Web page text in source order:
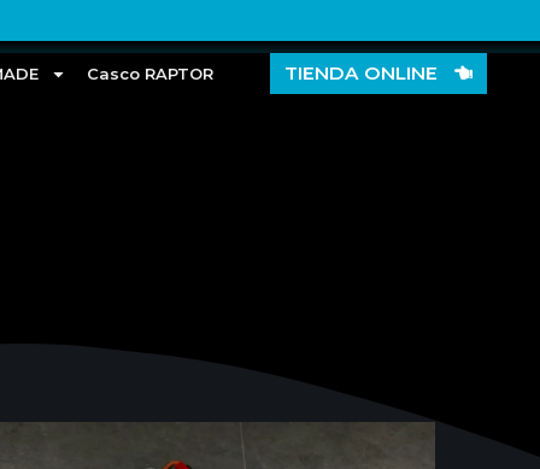
Casco RAPTOR TIENDA ONLINE